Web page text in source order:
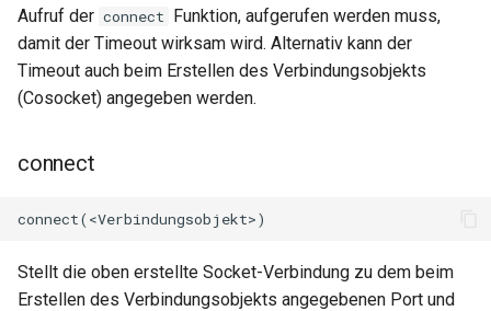
html-sanitize
iconv
internal-redirect
Aufruf der connect Funktion, aufgerufen werden muss,
damit der Timeout wirksam wird. Alternativ kann der
Timeout auch beim Erstellen des Verbindungsobjekts
(Cosocket) angegeben werden.
connect
Stellt die oben erstellte Socket-Verbindung zu dem beim
Erstellen des Verbindungsobjekts angegebenen Port und